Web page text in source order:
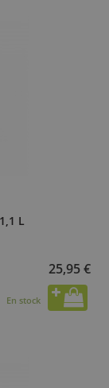
L
25,95 €
En stock